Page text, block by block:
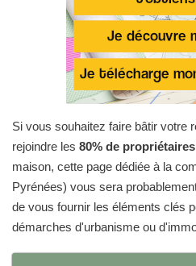
Si vous souhaitez faire bâtir votre
rejoindre les 80% de propriétaires
maison, cette page dédiée à la
Pyrénées) vous sera
de vous fournir les éléments clés
démarches d'urbanisme ou